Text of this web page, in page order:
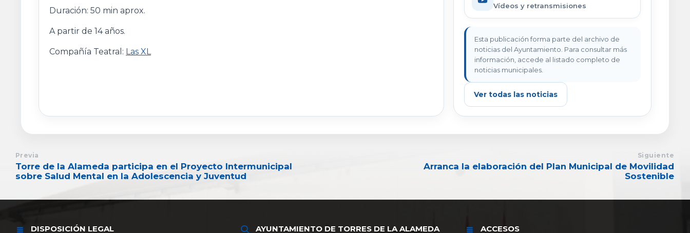
Duración: 50 min aprox.
A partir de 14 años.
Compañía Teatral: Las XL
Vídeos y retransmisiones
Esta publicación forma parte del archivo de
noticias del Ayuntamiento. Para consultar más
información, accede al listado completo de
noticias municipales.
Ver todas las noticias
Previa
Torre de la Alameda participa en el Proyecto Intermunicipal
sobre Salud Mental en la Adolescencia y Juventud
Siguiente
Arranca la elaboración del Plan Municipal de Movilidad
Sostenible
DISPOSICIÓN LEGAL AYUNTAMIENTO DE TORRES DE LA ALAMEDA ACCESOS